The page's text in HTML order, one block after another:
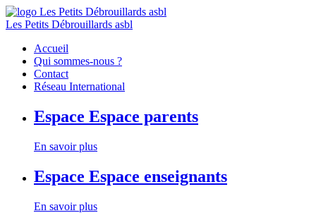
Les Petits Débrouillards asbl
Accueil
Qui sommes-nous ?
Contact
Réseau International
Espace Espace parents
En savoir plus
Espace Espace enseignants
En savoir plus